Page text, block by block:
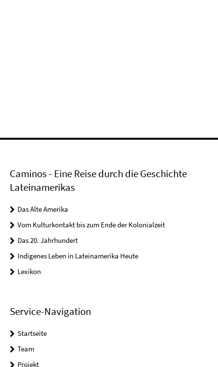
Caminos - Eine Reise durch die Geschichte
Lateinamerikas
Das Alte Amerika
Vom Kulturkontakt bis zum Ende der Kolonialzeit
Das 20. Jahrhundert
Indigenes Leben in Lateinamerika Heute
Lexikon
Service-Navigation
Startseite
Team
Projekt